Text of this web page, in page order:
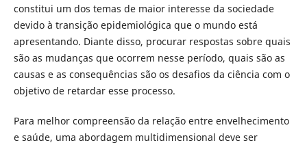
constitui um dos temas de maior interesse da sociedade
devido à transição epidemiológica que o mundo está
apresentando. Diante disso, procurar respostas sobre quais
são as mudanças que ocorrem nesse período, quais são as
causas e as consequências são os desafios da ciência com o
objetivo de retardar esse processo.
Para melhor compreensão da relação entre envelhecimento
e saúde, uma abordagem multidimensional deve ser